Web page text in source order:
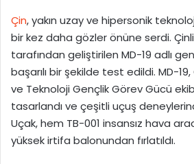
-
p
o
s
t
a
g
ö
Çin, yakın uzay ve hipersonik
bir kez daha gözler önüne serdi.
tarafından geliştirilen MD-19 adlı
başarılı bir şekilde test edildi. MD-
ve Teknoloji Gençlik Görev Gücü
tasarlandı ve çeşitli uçuş
Uçak, hem TB-001 insansız hava
yüksek irtifa balonundan fırlatıldı.